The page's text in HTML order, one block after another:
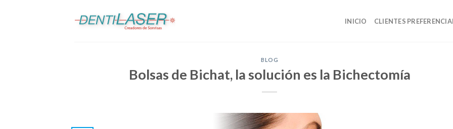
INICIO CLIENTES
BLOG
Bolsas de Bichat, la solución es la Bichectomía